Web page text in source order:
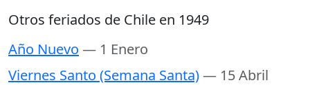
Otros feriados de Chile en 1949
Año Nuevo — 1 Enero
Viernes Santo (Semana Santa)— 15 Abril